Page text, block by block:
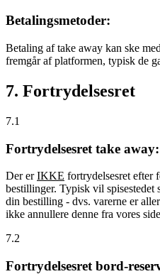
Betalingsmetoder:
Betaling af take away kan ske
fremgår af platformen, typisk de
7. Fortrydelsesret
7.1
Fortrydelsesret take away:
Der erIKKE fortrydelsesret efter
bestillinger. Typisk vil spisestedet
din bestilling - dvs. varerne er
ikke annullere denne fra vores
7.2
Fortrydelsesret bord-